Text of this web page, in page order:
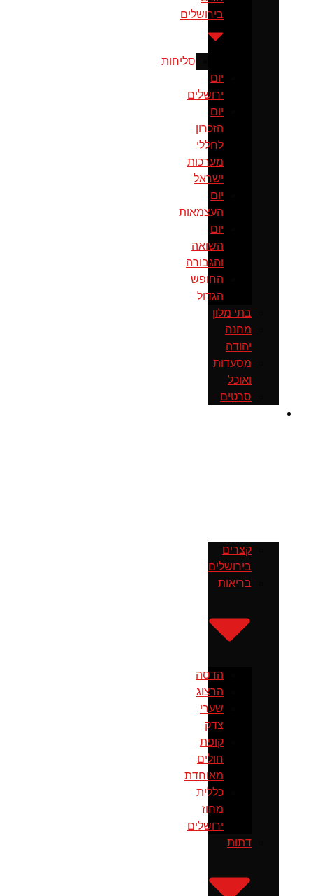
בירושלים
סליחות
יום
ירושלים
יום
הזכרון
לחללי
מערכות
ישראל
יום
העצמאות
יום
השואה
והגבורה
החופש
הגדול
בתי מלון
מחנה
יהודה
מסעדות
ואוכל
סרטים
קצרים
בירושלים
בריאות
הדסה
הרצוג
שערי
צדק
קופת
חולים
מאוחדת
כללית
מחוז
ירושלים
דתות